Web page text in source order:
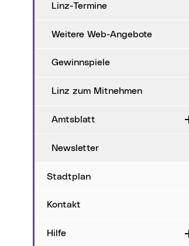
Linz-Termine
Weitere Web-Angebote
Gewinnspiele
Linz zum Mitnehmen
Amtsblatt
Newsletter
Stadtplan
Kontakt
Hilfe